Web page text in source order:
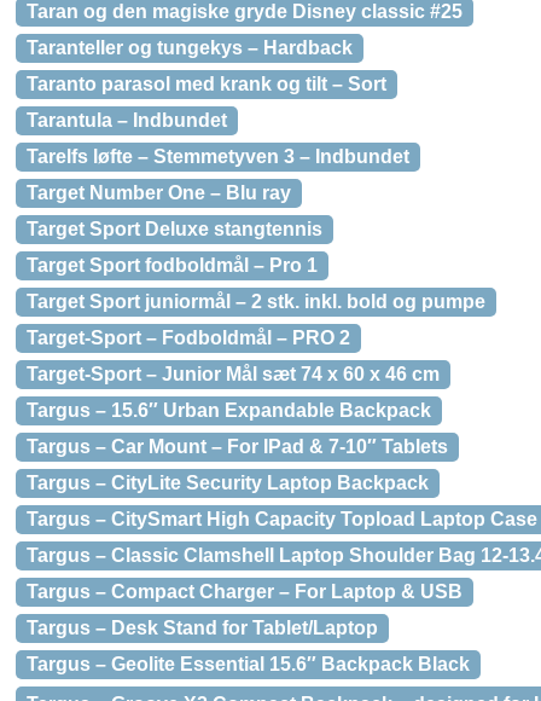
Taran og den magiske gryde Disney classic #25
Taranteller og tungekys – Hardback
Taranto parasol med krank og tilt – Sort
Tarantula – Indbundet
Tarelfs løfte – Stemmetyven 3 – Indbundet
Target Number One – Blu ray
Target Sport Deluxe stangtennis
Target Sport fodboldmål – Pro 1
Target Sport juniormål – 2 stk. inkl. bold og pumpe
Target-Sport – Fodboldmål – PRO 2
Target-Sport – Junior Mål sæt 74 x 60 x 46 cm
Targus – 15.6″ Urban Expandable Backpack
Targus – Car Mount – For IPad & 7-10″ Tablets
Targus – CityLite Security Laptop Backpack
Targus – CitySmart High Capacity Topload Laptop Case
Targus – Classic Clamshell Laptop Shoulder Bag 12-
Targus – Compact Charger – For Laptop & USB
Targus – Desk Stand for Tablet/Laptop
Targus – Geolite Essential 15.6″ Backpack Black